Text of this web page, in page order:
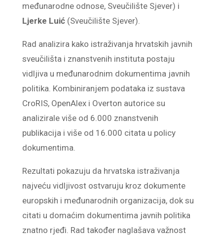
međunarodne odnose, Sveučilište Sjever) i
Ljerke Luić(Sveučilište Sjever).
Rad analizira kako istraživanja hrvatskih javnih
sveučilišta i znanstvenih instituta postaju
vidljiva u međunarodnim dokumentima javnih
politika. Kombiniranjem podataka iz sustava
CroRIS, OpenAlex i Overton autorice su
analizirale više od 6.000 znanstvenih
publikacija i više od 16.000 citata u policy
dokumentima.
Rezultati pokazuju da hrvatska istraživanja
najveću vidljivost ostvaruju kroz dokumente
europskih i međunarodnih organizacija, dok su
citati u domaćim dokumentima javnih politika
znatno rjeđi. Rad također naglašava važnost